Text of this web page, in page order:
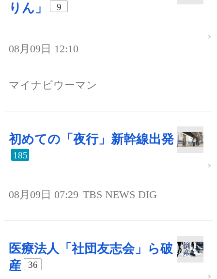
りん」
9
08月09日 12:10
マイナビウーマン
初めての「夜行」新幹線出発
185
08月09日 07:29 TBS NEWS DIG
医療法人「社団友志会」ら破
産
36